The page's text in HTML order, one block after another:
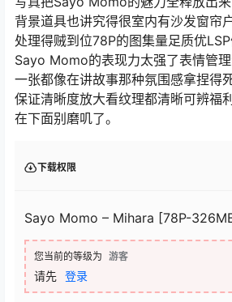
背景道具也讲究得很室内有沙发窗帘
处理得贼到位78P的图集量足质优
Sayo Momo的表现力太强了表情管
一张都像在讲故事那种氛围感拿捏得
保证清晰度放大看纹理都清晰可辨福
在下面别磨叽了。
下载权限
Sayo Momo – Mihara [78P-
您当前的等级为 游客
请先 登录